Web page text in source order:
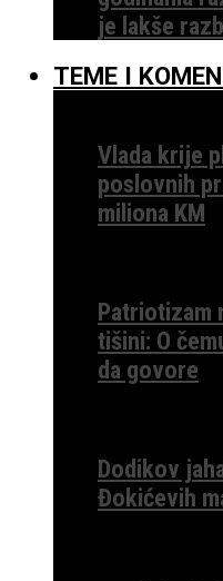
je lakše
TEME I
Vlada krije
poslovnih
miliona KM
Patriotizam
tišini: O
da govore
Dodikov
Đokićevih